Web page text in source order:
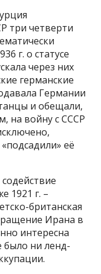
три четверти
г. о статусе
через них
германские
Германии
и обещали,
на войну с СССР
её
1921 г. –
британская
Ирана в
интересна
было ни ленд-